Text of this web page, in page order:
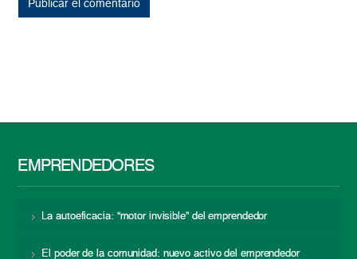
EMPRENDEDORES
La autoeficacia: “motor invisible” del emprendedor
El poder de la comunidad: nuevo activo del emprendedor